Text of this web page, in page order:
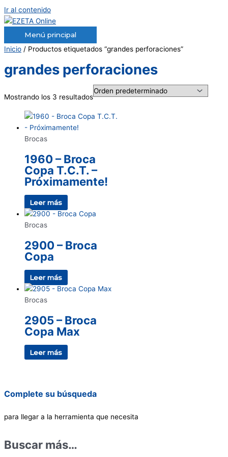
Ir al contenido
Menú principal
Inicio / Productos etiquetados “grandes perforaciones”
grandes perforaciones
Mostrando los 3 resultados
Brocas
1960 – Broca
Copa T.C.T. –
Próximamente!
Leer más
Brocas
2900 – Broca
Copa
Leer más
Brocas
2905 – Broca
Copa Max
Leer más
Complete su búsqueda
para llegar a la herramienta que necesita
Buscar más…